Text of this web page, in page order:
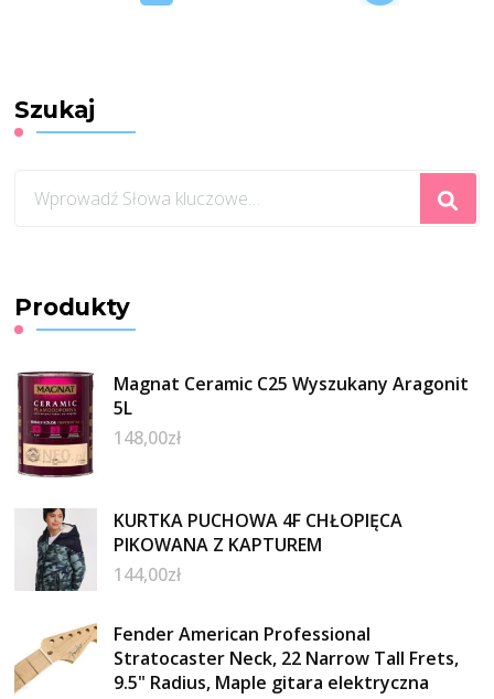
Szukaj
czegoś?
Produkty
Magnat Ceramic C25 Wyszukany Aragonit
5L
148,00zł
KURTKA PUCHOWA 4F CHŁOPIĘCA
PIKOWANA Z KAPTUREM
144,00zł
Fender American Professional
Stratocaster Neck, 22 Narrow Tall Frets,
9.5" Radius, Maple gitara elektryczna